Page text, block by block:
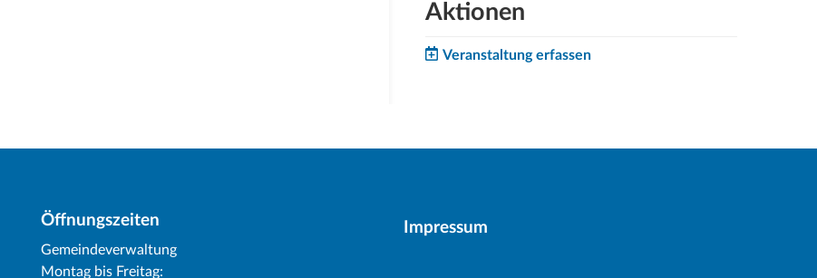
Aktionen
Veranstaltung erfassen
Öffnungszeiten
Gemeindeverwaltung
Montag bis Freitag:
Impressum